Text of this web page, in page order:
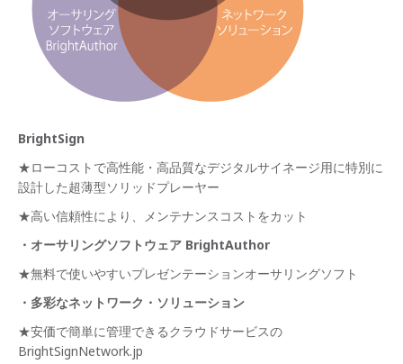
BrightSign
★ローコストで高性能・高品質なデジタルサイネージ用に特別に
設計した超薄型ソリッドプレーヤー
★高い信頼性により、メンテナンスコストをカット
・オーサリングソフトウェア BrightAuthor
★無料で使いやすいプレゼンテーションオーサリングソフト
・多彩なネットワーク・ソリューション
★安価で簡単に管理できるクラウドサービスの
BrightSignNetwork.jp